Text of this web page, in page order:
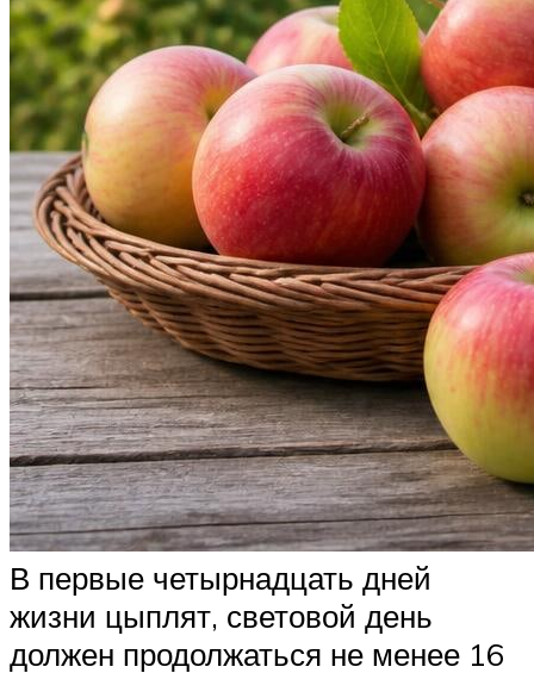
В первые четырнадцать дней
жизни цыплят, световой день
должен продолжаться не менее 16